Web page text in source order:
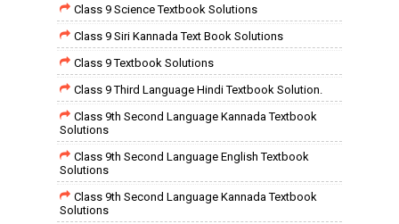
Class 9 Science Textbook Solutions
Class 9 Siri Kannada Text Book Solutions
Class 9 Textbook Solutions
Class 9 Third Language Hindi Textbook Solution.
Class 9th Second Language Kannada Textbook
Solutions
Class 9th Second Language English Textbook
Solutions
Class 9th Second Language Kannada Textbook
Solutions